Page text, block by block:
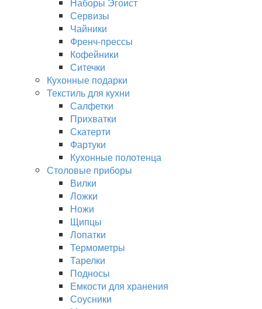
Сервизы
Чайники
Френч-прессы
Кофейники
Ситечки
Кухонные подарки
Текстиль для кухни
Салфетки
Прихватки
Скатерти
Фартуки
Кухонные полотенца
Столовые приборы
Вилки
Ложки
Ножи
Щипцы
Лопатки
Термометры
Тарелки
Подносы
Емкости для хранения
Соусники